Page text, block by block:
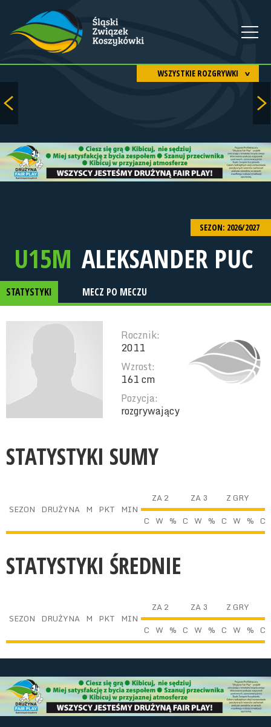
WSZYSTKIE ROZGRYWKI
SEZON: 2026/2027
U15M ALEKSANDER PUC
STATYSTYKI MECZ PO MECZU
Rocznik:
2011
Wzrost:
161 cm
Pozycja:
rozgrywający
STATYSTYKI SUMY
SEZON DRUŻYNA M PKT MIN
ZA 2 ZA 3 Z GRY
C W % C W % C W % C
STATYSTYKI ŚREDNIE
SEZON DRUŻYNA M PKT MIN
ZA 2 ZA 3 Z GRY
C W % C W % C W % C